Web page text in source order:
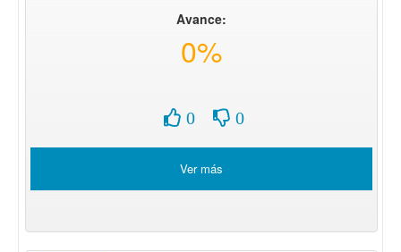
Avance:
0%
0 0
Ver más